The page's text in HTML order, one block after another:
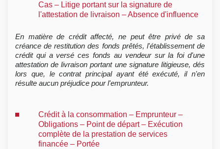
Cas – Litige portant sur la signature de
l'attestation de livraison – Absence d'influence
En matière de crédit affecté, ne peut être privé de sa
créance de restitution des fonds prêtés, l'établissement de
crédit qui a versé ces fonds au vendeur sur la foi d'une
attestation de livraison portant une signature litigieuse, dés
lors que, le contrat principal ayant été exécuté, il n'en
résulte aucun préjudice pour l'emprunteur.
Crédit à la consommation – Emprunteur –
Obligations – Point de départ – Exécution
complète de la prestation de services
financée – Portée